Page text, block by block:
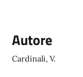
Autore
Cardinali, V.